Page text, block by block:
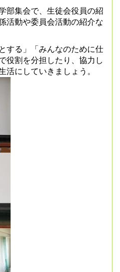
部集会で、生徒会役員の紹
活動や委員会活動の紹介な
する」「みんなのために仕
役割を分担したり、協力し
活にしていきましょう。